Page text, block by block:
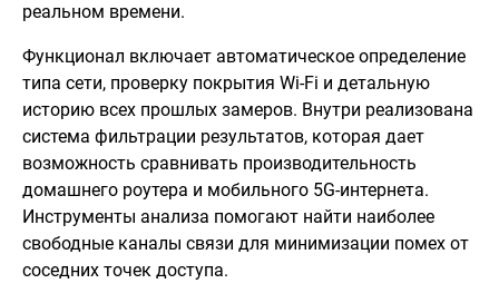
реальном времени.
Функционал включает автоматическое определение
типа сети, проверку покрытия Wi-Fi и детальную
историю всех прошлых замеров. Внутри реализована
система фильтрации результатов, которая дает
возможность сравнивать производительность
домашнего роутера и мобильного 5G-интернета.
Инструменты анализа помогают найти наиболее
свободные каналы связи для минимизации помех от
соседних точек доступа.